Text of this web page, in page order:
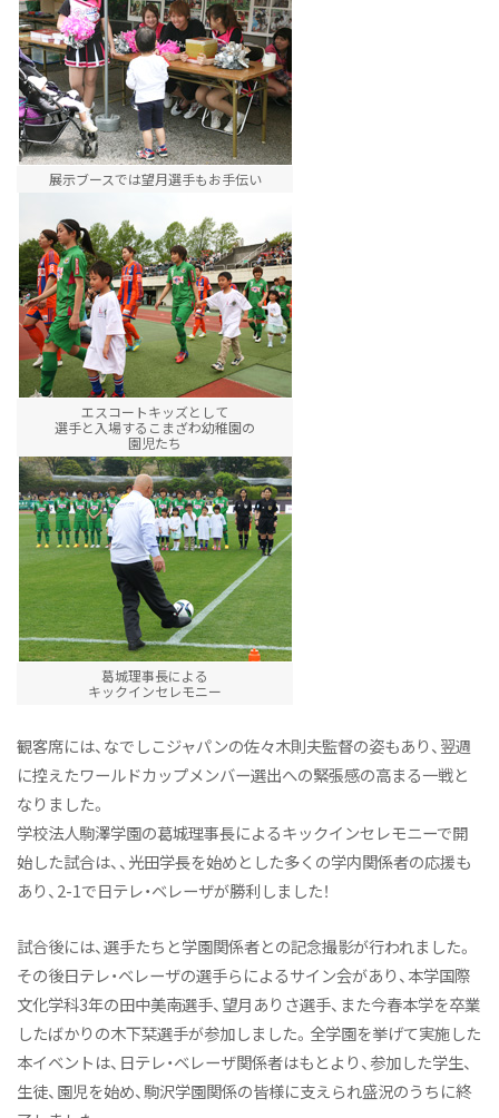
展示ブースでは望月選手もお手伝い
エスコートキッズとして
選手と入場するこまざわ幼稚園の
園児たち
葛城理事長による
キックインセレモニー
観客席には、なでしこジャパンの佐々木則夫監督の姿もあり、翌週
に控えたワールドカップメンバー選出への緊張感の高まる一戦と
なりました。
学校法人駒澤学園の葛城理事長によるキックインセレモニーで開
始した試合は、、光田学長を始めとした多くの学内関係者の応援も
あり、2-1で日テレ・ベレーザが勝利しました！
試合後には、選手たちと学園関係者との記念撮影が行われました。
その後日テレ・ベレーザの選手らによるサイン会があり、本学国際
文化学科3年の田中美南選手、望月ありさ選手、また今春本学を卒業
したばかりの木下栞選手が参加しました。全学園を挙げて実施した
本イベントは、日テレ・ベレーザ関係者はもとより、参加した学生、
生徒、園児を始め、駒沢学園関係の皆様に支えられ盛況のうちに終